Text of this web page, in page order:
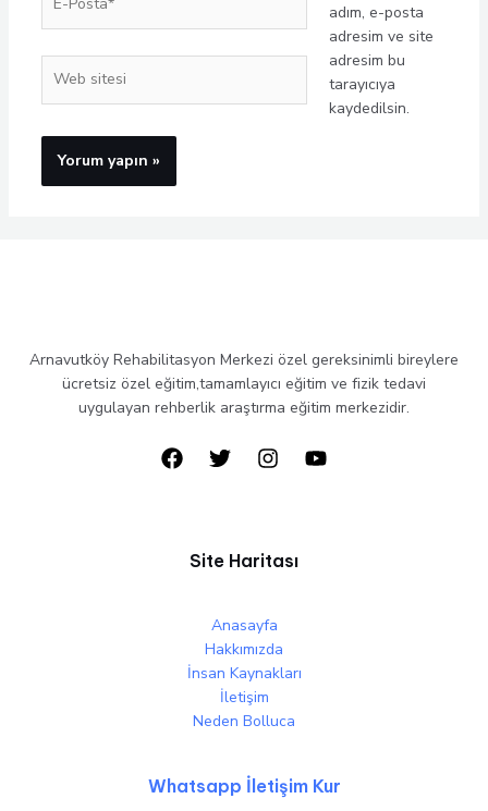
Posta*
sitesi
adım, e-posta
adresim ve site
adresim bu
tarayıcıya
kaydedilsin.
Arnavutköy Rehabilitasyon Merkezi özel gereksinimli bireylere
ücretsiz özel eğitim,tamamlayıcı eğitim ve fizik tedavi
uygulayan rehberlik araştırma eğitim merkezidir.
Site Haritası
Anasayfa
Hakkımızda
İnsan Kaynakları
İletişim
Neden Bolluca
Whatsapp İletişim Kur